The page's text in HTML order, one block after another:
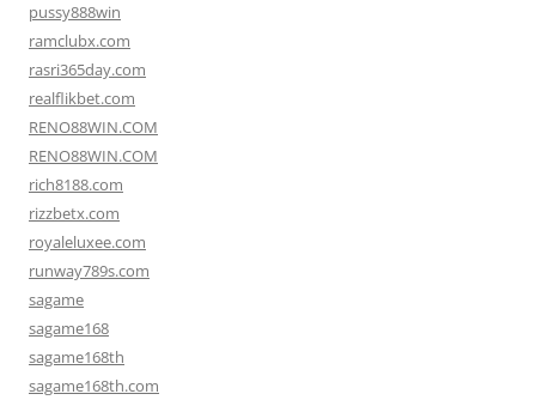
pussy888win
ramclubx.com
rasri365day.com
realflikbet.com
RENO88WIN.COM
RENO88WIN.COM
rich8188.com
rizzbetx.com
royaleluxee.com
runway789s.com
sagame
sagame168
sagame168th
sagame168th.com